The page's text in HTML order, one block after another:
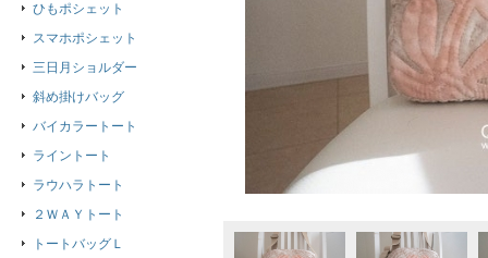
ひもポシェット
スマホポシェット
三日月ショルダー
斜め掛けバッグ
バイカラートート
ライントート
ラウハラトート
２ＷＡＹトート
トートバッグＬ